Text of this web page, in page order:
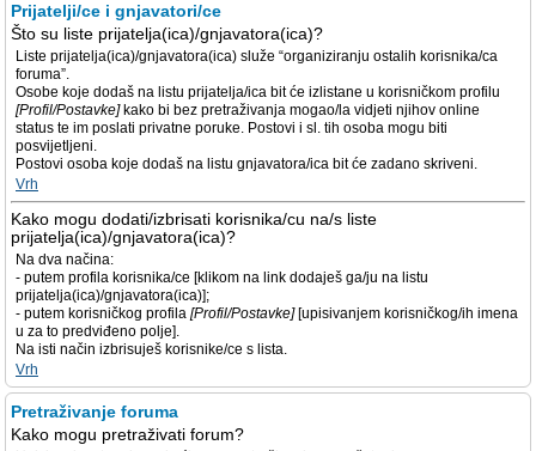
Prijatelji/ce i gnjavatori/ce
Što su liste prijatelja(ica)/gnjavatora(ica)?
Liste prijatelja(ica)/gnjavatora(ica) služe “organiziranju ostalih korisnika/ca
foruma”.
Osobe koje dodaš na listu prijatelja/ica bit će izlistane u korisničkom profilu
[Profil/Postavke]kako bi bez pretraživanja mogao/la vidjeti njihov online
status te im poslati privatne poruke. Postovi i sl. tih osoba mogu biti
posvijetljeni.
Postovi osoba koje dodaš na listu gnjavatora/ica bit će zadano skriveni.
Vrh
Kako mogu dodati/izbrisati korisnika/cu na/s liste
prijatelja(ica)/gnjavatora(ica)?
Na dva načina:
- putem profila korisnika/ce [klikom na link dodaješ ga/ju na listu
prijatelja(ica)/gnjavatora(ica)];
- putem korisničkog profila [Profil/Postavke][upisivanjem korisničkog/ih imena
u za to predviđeno polje].
Na isti način izbrisuješ korisnike/ce s lista.
Vrh
Pretraživanje foruma
Kako mogu pretraživati forum?